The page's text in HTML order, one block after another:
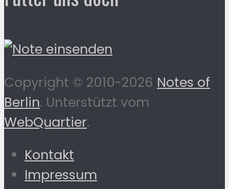
Copyright © 2010-2026 Notes of
Berlin. Unterstützt vom
WebQuartier.
Kontakt
Impressum